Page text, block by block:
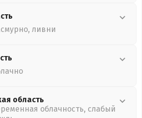
ливни
область
облачность, слабый